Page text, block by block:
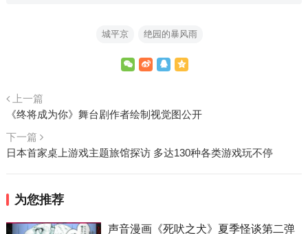
城平京 绝园的暴风雨
上一篇
《终将成为你》舞台剧作者绘制视觉图公开
下一篇
日本首家桌上游戏主题旅馆探访 多达130种各类游戏玩不停
为您推荐
声音漫画《死吠之犬》夏季怪谈第二弹